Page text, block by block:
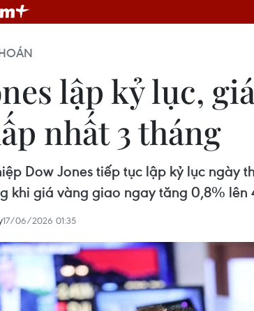
lập kỷ lục,
nhất 3 tháng
Dow Jones tiếp tục lập kỷ lục ngày
khi giá vàng giao ngay tăng 0,8% lên
17/06/2026 01:35